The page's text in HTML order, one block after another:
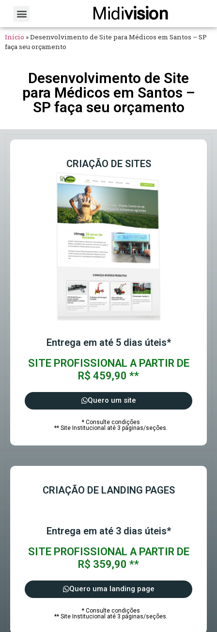
Midivision
Início »Desenvolvimento de Site para Médicos em Santos – SP
faça seu orçamento
Desenvolvimento de Site
para Médicos em Santos –
SP faça seu orçamento
CRIAÇÃO DE SITES
Entrega em até 5 dias úteis*
SITE PROFISSIONAL A PARTIR DE
R$ 459,90 **
Quero um site
* Consulte condições
** Site Institucional até 3 páginas/seções.
CRIAÇÃO DE LANDING PAGES
Entrega em até 3 dias úteis*
SITE PROFISSIONAL A PARTIR DE
R$ 359,90 **
Quero uma landing page
* Consulte condições
** Site Institucional até 3 páginas/seções.